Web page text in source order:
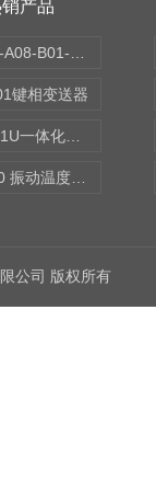
产品
键相变送器
公司 版权所有